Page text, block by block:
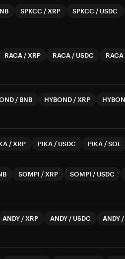
SPKCC / XRP SPKCC / USDC
RACA / XRP RACA / USDC RACA
/ BNB HYBOND / XRP
/ XRP PIKA / USDC PIKA /SOL
SOMPI / XRP SOMPI / USDC
ANDY / XRP ANDY / USDC ANDY /